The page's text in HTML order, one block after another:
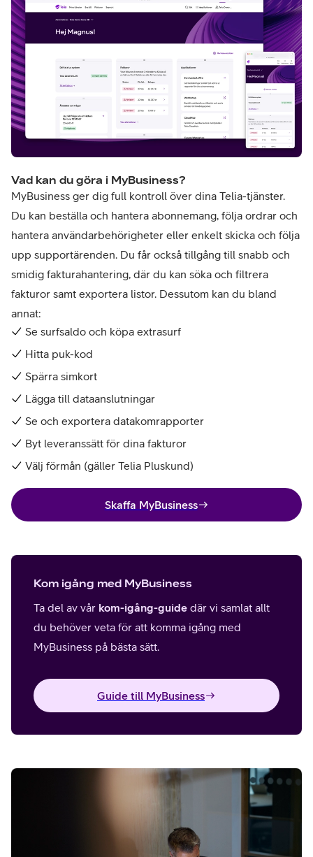
Vad kan du göra i MyBusiness?
MyBusiness ger dig full kontroll över dina Telia-tjänster.
Du kan beställa och hantera abonnemang, följa ordrar och
hantera användarbehörigheter eller enkelt skicka och följa
upp supportärenden. Du får också tillgång till snabb och
smidig fakturahantering, där du kan söka och filtrera
fakturor samt exportera listor. Dessutom kan du bland
annat:
Se surfsaldo och köpa extrasurf
Hitta puk-kod
Spärra simkort
Lägga till dataanslutningar
Se och exportera datakomrapporter
Byt leveranssätt för dina fakturor
Välj förmån (gäller Telia Pluskund)
Skaffa MyBusiness
Kom igång med MyBusiness
Ta del av vår kom-igång-guide där vi samlat allt
du behöver veta för att komma igång med
MyBusiness på bästa sätt.
Guide till MyBusiness